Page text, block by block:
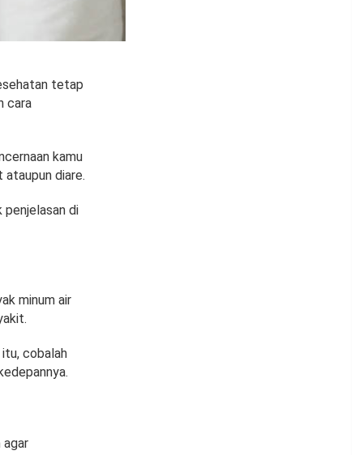
tetap
cara
kamu
ataupun diare.
penjelasan di
minum air
cobalah
agar